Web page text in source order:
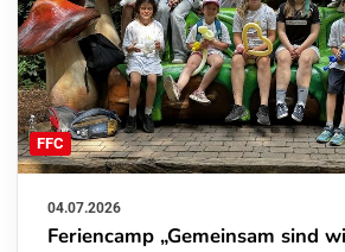
FFC
04.07.2026
Feriencamp „Gemeinsam sind